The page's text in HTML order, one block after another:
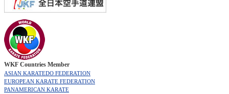
WKF Countries Member
ASIAN KARATEDO FEDERATION
EUROPEAN KARATE FEDERATION
PANAMERICAN KARATE